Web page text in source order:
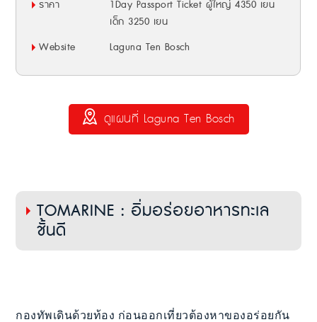
ราคา
1Day Passport Ticket ผู้ใหญ่ 4350 เยน
เด็ก 3250 เยน
Website
Laguna Ten Bosch
ดูแผนที่ Laguna Ten Bosch
TOMARINE : อิ่มอร่อยอาหารทะเล
ชั้นดี
กองทัพเดินด้วยท้อง ก่อนออกเที่ยวต้องหาของอร่อยกัน